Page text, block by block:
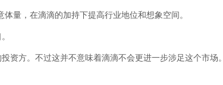
量，在滴滴的加持下提高行业地位和想象空间。
资方。不过这并不意味着滴滴不会更进一步涉足这个市场。